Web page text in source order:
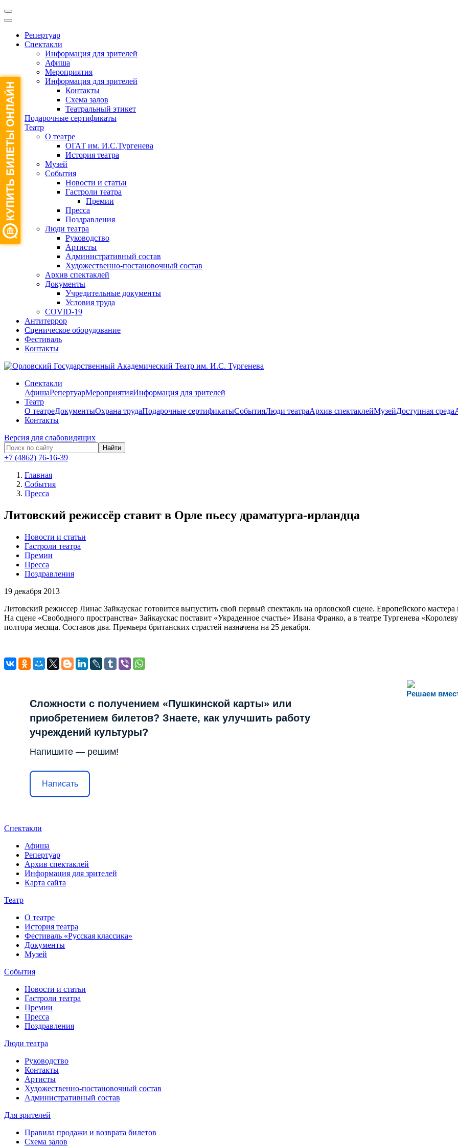
Репертуар
Спектакли
Информация для зрителей
Афиша
Мероприятия
Информация для зрителей
Контакты
Схема залов
Театральный этикет
Подарочные сертификаты
Театр
О театре
ОГАТ им. И.С.Тургенева
История театра
Музей
События
Новости и статьи
Гастроли театра
Премии
Пресса
Поздравления
Люди театра
Руководство
Артисты
Административный состав
Художественно-постановочный состав
Архив спектаклей
Документы
Учредительные документы
Условия труда
COVID-19
Антитеррор
Сценическое оборудование
Фестиваль
Контакты
Спектакли
АфишаРепертуарМероприятияИнформация для зрителей
Театр
О театреДокументыОхрана трудаПодарочные сертификатыСобытияЛюди театраАрхив спектаклейМузейДоступная среда
Контакты
Версия для слабовидящих
Найти
+7 (4862) 76-16-39
Главная
События
Пресса
Литовский режиссёр ставит в Орле пьесу драматурга-ирландца
Новости и статьи
Гастроли театра
Премии
Пресса
Поздравления
19 декабря 2013
Литовский режиссер Линас Зайкаускас готовится выпустить свой первый спектакль на орловской сцене. Европейского
На сцене «Свободного пространства» Зайкаускас поставит «Украденное счастье» Ивана Франко, а в театре Тургенева
полтора месяца. Составов два. Премьера британских страстей назначена на 25 декабря.
Решаем
Сложности с получением «Пушкинской карты» или
приобретением билетов? Знаете, как улучшить работу
учреждений культуры?
Напишите — решим!
Написать
Спектакли
Афиша
Репертуар
Архив спектаклей
Информация для зрителей
Карта сайта
Театр
О театре
История театра
Фестиваль «Русская классика»
Документы
Музей
События
Новости и статьи
Гастроли театра
Премии
Пресса
Поздравления
Люди театра
Руководство
Контакты
Артисты
Художественно-постановочный состав
Административный состав
Для зрителей
Правила продажи и возврата билетов
Схема залов